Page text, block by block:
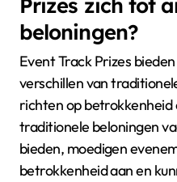
beloningen?
Event Track Prizes
verschillen van
richten op betrokkenheid
traditionele beloningen
bieden, moedigen
betrokkenheid aan en